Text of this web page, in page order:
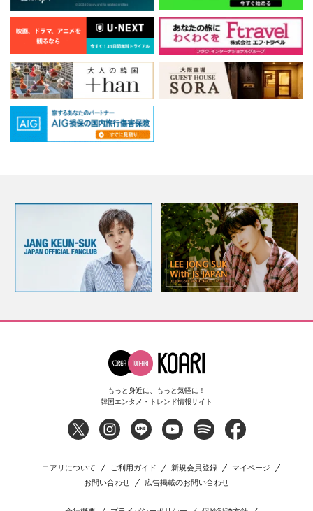
もっと身近に、もっと気軽に！
韓国エンタメ・トレンド情報サイト
コアリについて ご利用ガイド 新規会員登録
マイページ
お問い合わせ
広告掲載のお問い合わせ